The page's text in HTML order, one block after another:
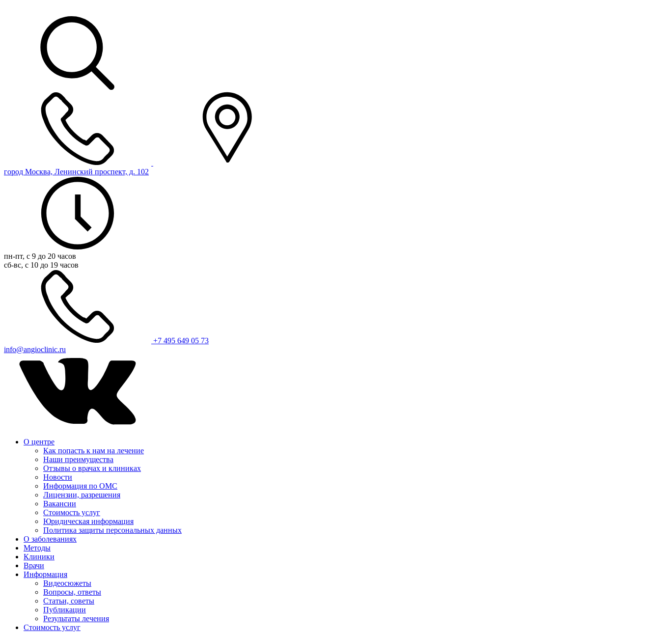
город Москва, Ленинский проспект, д. 102
пн-пт, с 9 до 20 часов
сб-вс, с 10 до 19 часов
+7 495 649 05 73
info@angioclinic.ru
О центре
Как попасть к нам на лечение
Наши преимущества
Отзывы о врачах и клиниках
Новости
Информация по ОМС
Лицензии, разрешения
Вакансии
Стоимость услуг
Юридическая информация
Политика защиты персональных данных
О заболеваниях
Методы
Клиники
Врачи
Информация
Видеосюжеты
Вопросы, ответы
Статьи, советы
Публикации
Результаты лечения
Стоимость услуг